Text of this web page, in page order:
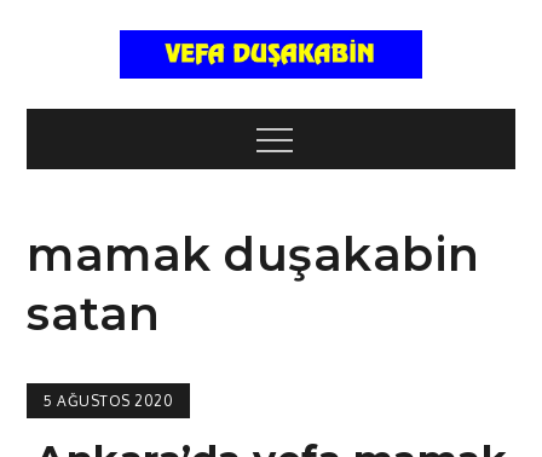
VEFA
MAMAK
Menu
mamak duşakabin
satan
5 AĞUSTOS 2020